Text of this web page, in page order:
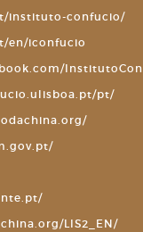
instituto-confucio/
en/iconfucio
pt/
LIS2_EN/